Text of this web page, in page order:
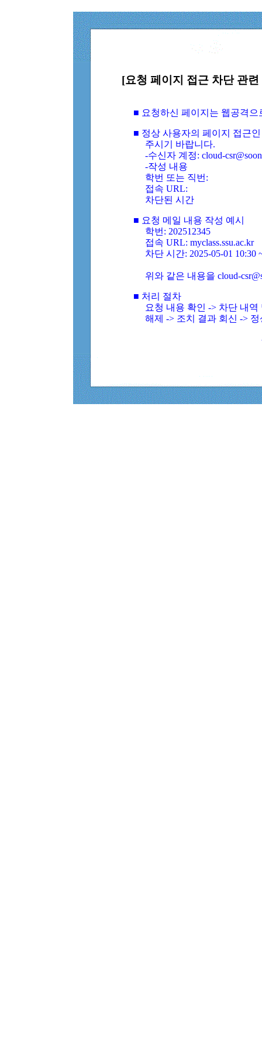
[요청 페이지 접근 차단 관
■ 요청하신 페이지는 웹공격
■ 정상 사용자의 페이지 접근
주시기 바랍니다.
-수신자 계정: cloud-
-작성 내용
학번 또는 직번:
접속 URL:
차단된 시간
■ 요청 메일 내용 작성 예시
학번: 202512345
접속 URL: myclass.ssu.ac.kr
차단 시간: 2025-05-01 10:30
위와 같은 내용을 cloud-
■ 처리 절차
요청 내용 확인 -> 차단 내
해제 -> 조치 결과 회신 ->